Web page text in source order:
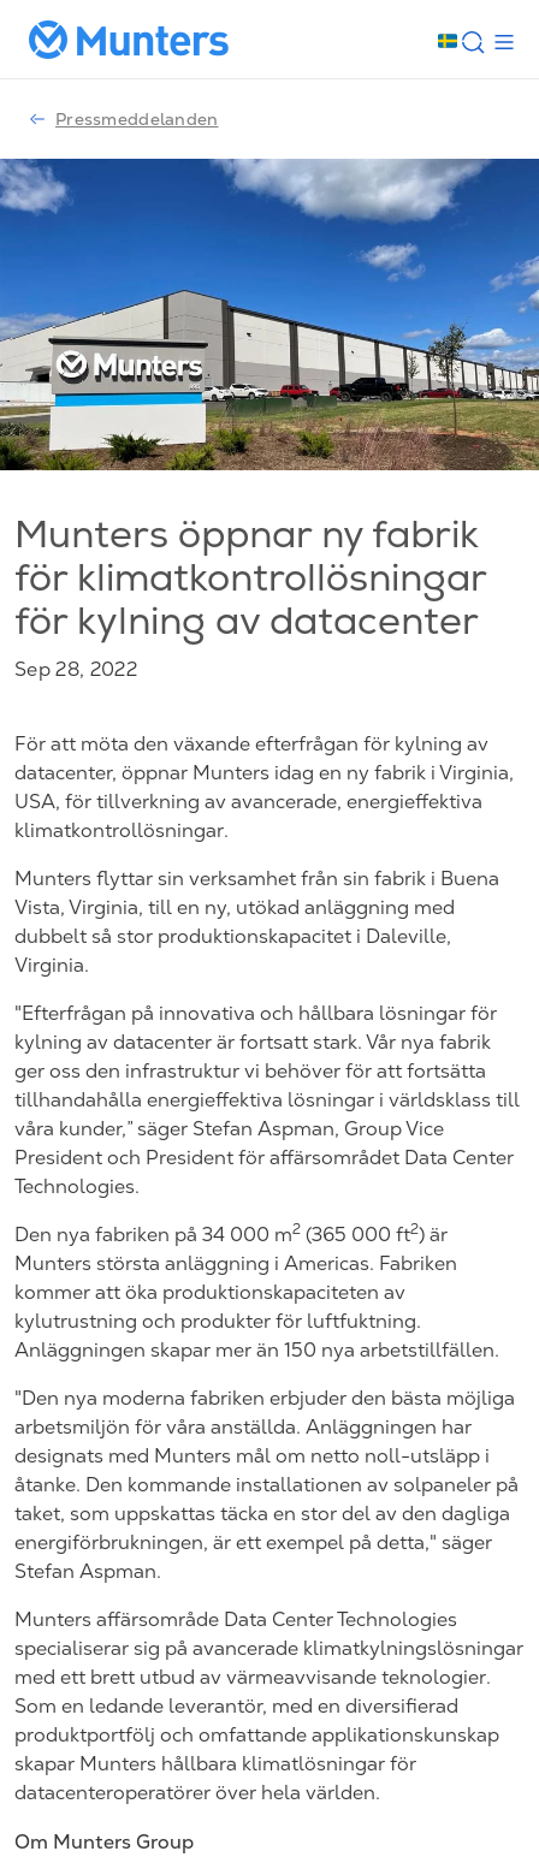
Pressmeddelanden
Munters öppnar ny fabrik
för klimatkontrollösningar
för kylning av datacenter
Sep 28, 2022
För att möta den växande efterfrågan för kylning av
datacenter, öppnar Munters idag en ny fabrik i Virginia,
USA, för tillverkning av avancerade, energieffektiva
klimatkontrollösningar.
Munters flyttar sin verksamhet från sin fabrik i Buena
Vista, Virginia, till en ny, utökad anläggning med
dubbelt så stor produktionskapacitet i Daleville,
Virginia.
"Efterfrågan på innovativa och hållbara lösningar för
kylning av datacenter är fortsatt stark. Vår nya fabrik
ger oss den infrastruktur vi behöver för att fortsätta
tillhandahålla energieffektiva lösningar i världsklass till
våra kunder,” säger Stefan Aspman, Group Vice
President och President för affärsområdet Data Center
Technologies.
Den nya fabriken på 34 000 m2 (365 000 ft2) är
Munters största anläggning i Americas. Fabriken
kommer att öka produktionskapaciteten av
kylutrustning och produkter för luftfuktning.
Anläggningen skapar mer än 150 nya arbetstillfällen.
"Den nya moderna fabriken erbjuder den bästa möjliga
arbetsmiljön för våra anställda. Anläggningen har
designats med Munters mål om netto noll-utsläpp i
åtanke. Den kommande installationen av solpaneler på
taket, som uppskattas täcka en stor del av den dagliga
energiförbrukningen, är ett exempel på detta," säger
Stefan Aspman.
Munters affärsområde Data Center Technologies
specialiserar sig på avancerade klimatkylningslösningar
med ett brett utbud av värmeavvisande teknologier.
Som en ledande leverantör, med en diversifierad
produktportfölj och omfattande applikationskunskap
skapar Munters hållbara klimatlösningar för
datacenteroperatörer över hela världen.
Om Munters Group